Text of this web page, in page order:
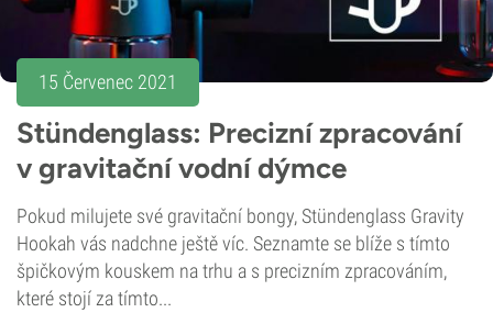
15 Červenec 2021
Stündenglass: Precizní zpracování
v gravitační vodní dýmce
Pokud milujete své gravitační bongy, Stündenglass Gravity
Hookah vás nadchne ještě víc. Seznamte se blíže s tímto
špičkovým kouskem na trhu a s precizním zpracováním,
které stojí za tímto...